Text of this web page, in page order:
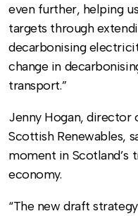
even further, helping
targets through
decarbonising
change in
transport.”
Jenny Hogan,
Scottish Renewables,
moment in
economy.
“The new draft